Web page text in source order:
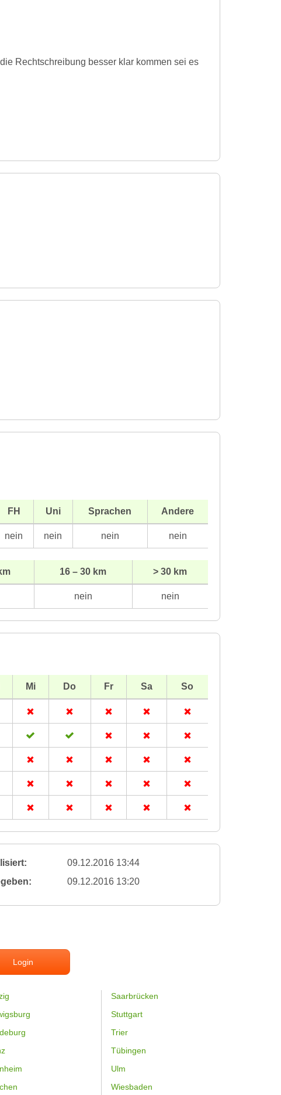
Rechtschreibung besser klar kommen sei es
FH Uni Sprachen Andere
nein nein nein nein
16 – 30 km > 30 km
nein nein
Mi Do Fr Sa So
09.12.2016 13:44
09.12.2016 13:20
Login
Saarbrücken
Stuttgart
Trier
Tübingen
Ulm
Wiesbaden